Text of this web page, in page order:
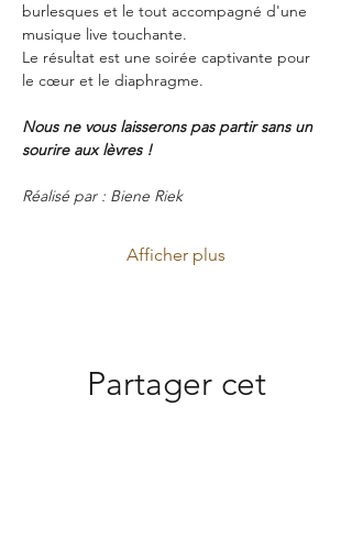
burlesques et le tout accompagné d'une
musique live touchante.
Le résultat est une soirée captivante pour
le cœur et le diaphragme.
Nous ne vous laisserons pas partir sans un
sourire aux lèvres !
Réalisé par : Biene Riek
Afficher plus
Partager cet